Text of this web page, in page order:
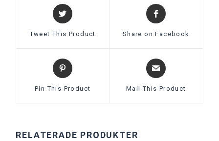
Tweet This Product Share on Facebook
Pin This Product Mail This Product
RELATERADE PRODUKTER